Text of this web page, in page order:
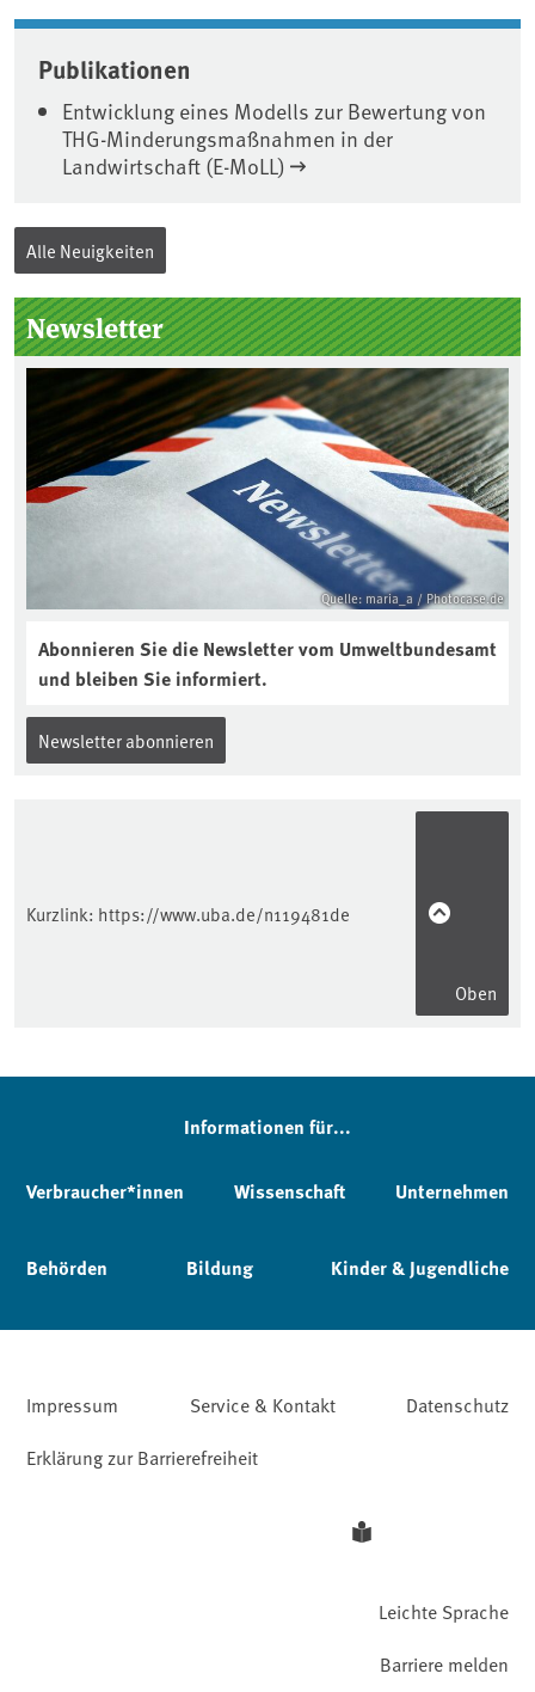
Publikationen
Entwicklung eines Modells zur Bewertung von
THG-Minderungsmaßnahmen in der
Landwirtschaft (E-MoLL)
Alle Neuigkeiten
Seitenleiste
Newsletter
Quelle: maria_a / Photocase.de
Abonnieren Sie die Newsletter vom Umweltbundesamt
und bleiben Sie informiert.
Newsletter abonnieren
Kurzlink: https://www.uba.de/n119481de
Oben
Informationen für...
Verbraucher*innen Wissenschaft Unternehmen
Behörden Bildung Kinder & Jugendliche
Impressum Service & Kontakt
Datenschutz
Erklärung zur Barrierefreiheit
Leichte Sprache
Barriere melden